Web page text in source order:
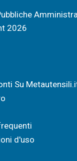
2026
Su
d'uso